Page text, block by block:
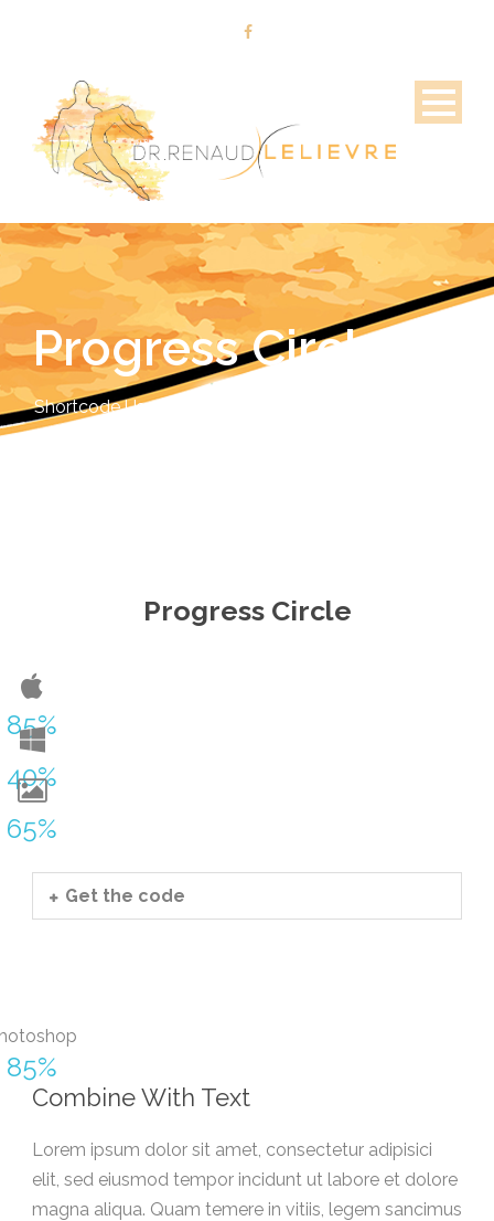
Progress Circle
Shortcode Usage
Progress Circle
85%
40%
65%
Get the code
85%
Combine With Text
Lorem ipsum dolor sit amet, consectetur adipisici
elit, sed eiusmod tempor incidunt ut labore et dolore
magna aliqua. Quam temere in vitiis, legem sancimus